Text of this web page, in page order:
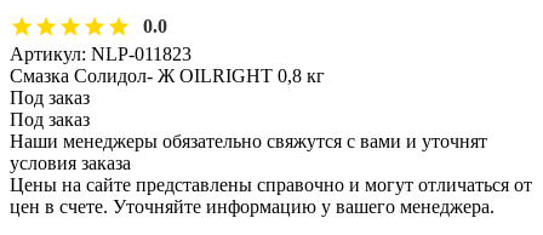
0.0
Артикул: NLP-011823
Смазка Солидол- Ж OILRIGHT 0,8 кг
Под заказ
Под заказ
Наши менеджеры обязательно свяжутся с вами и уточнят
условия заказа
Цены на сайте представлены справочно и могут отличаться от
цен в счете. Уточняйте информацию у вашего менеджера.